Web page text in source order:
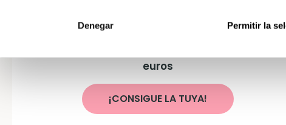
Denegar Permitir la
Gana una canastilla con productos
euros
¡CONSIGUE LA TUYA!